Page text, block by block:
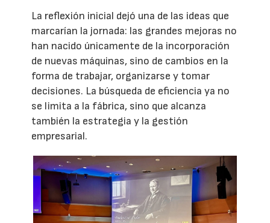
La reflexión inicial dejó una de las ideas que
marcarían la jornada: las grandes mejoras no
han nacido únicamente de la incorporación
de nuevas máquinas, sino de cambios en la
forma de trabajar, organizarse y tomar
decisiones. La búsqueda de eficiencia ya no
se limita a la fábrica, sino que alcanza
también la estrategia y la gestión
empresarial.